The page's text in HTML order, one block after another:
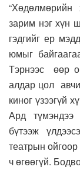
зарим нэг хүн
гэдгийг ер
юмыг
Тэрнээс өөр
алдар цол
киног үзээгүй
Ард түмэндээ
бүтээж
театрын
ч өгөөгүй.